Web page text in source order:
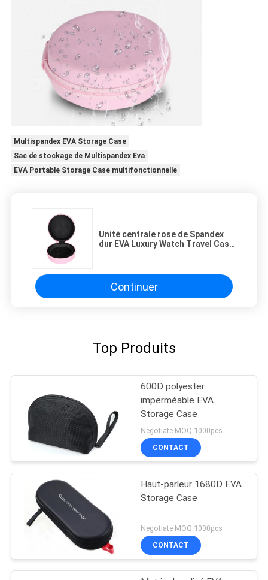
Multispandex EVA Storage Case
Sac de stockage de Multispandex Eva
EVA Portable Storage Case multifonctionnelle
Unité centrale rose de Spandex
dur EVA Luxury Watch Travel Case
Continuer
Top Produits
600D polyester
imperméable EVA
Storage Case
Negotiate MOQ:1000pcs
CONTACT
Haut-parleur 1680D EVA
Storage Case
Negotiate MOQ:1000pcs
CONTACT